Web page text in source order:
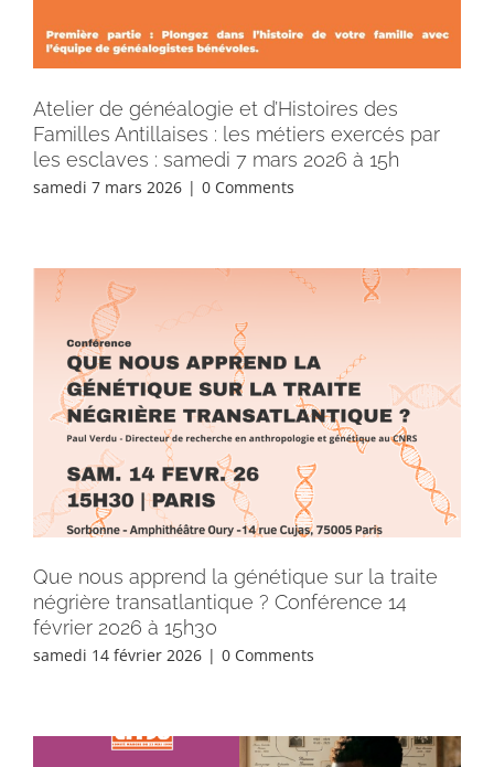
Atelier de généalogie et d’Histoires des
Familles Antillaises : les métiers exercés par
les esclaves : samedi 7 mars 2026 à 15h
samedi 7 mars 2026 | 0 Comments
Que nous apprend la génétique sur la traite
négrière transatlantique ? Conférence 14
février 2026 à 15h30
samedi 14 février 2026 | 0 Comments